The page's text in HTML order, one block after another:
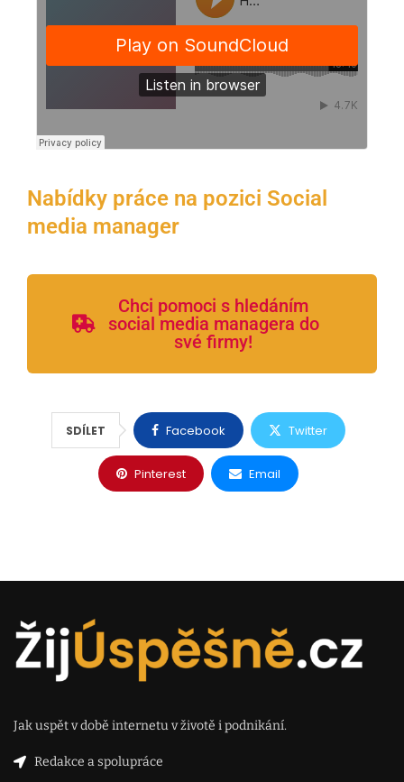
Nabídky práce na pozici Social
media manager
Chci pomoci s hledáním
social media managera do
své firmy!
SDÍLET Facebook Twitter
Pinterest Email
Jak uspět v době internetu v životě i podnikání.
Redakce a spolupráce